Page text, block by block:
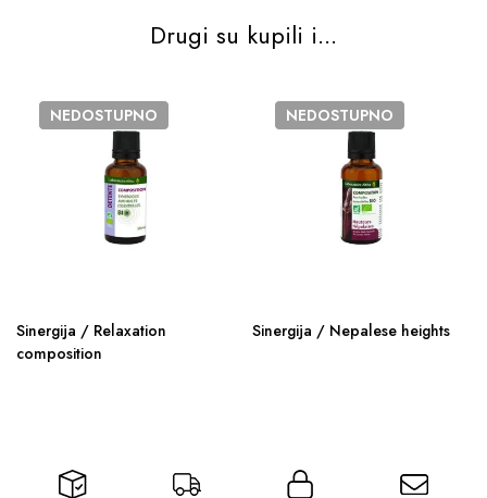
Drugi su kupili i...
NEDOSTUPNO
Sinergija / Relaxation
composition
NEDOSTUPNO
Sinergija / Nepalese heights